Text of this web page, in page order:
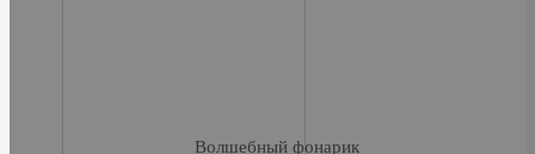
Волшебный фонарик